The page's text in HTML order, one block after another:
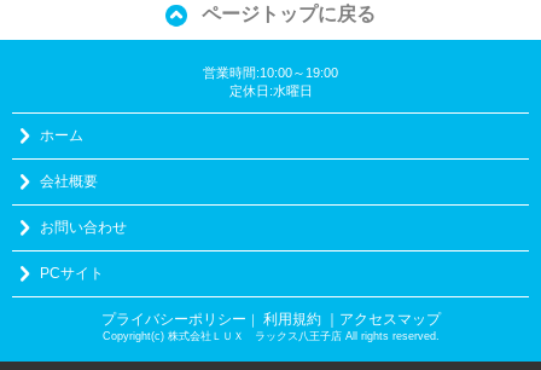
ページトップに戻る
営業時間:10:00～19:00
定休日:水曜日
ホーム
会社概要
お問い合わせ
PCサイト
プライバシーポリシー ｜ 利用規約 ｜アクセスマップ
Copyright(c) 株式会社ＬＵＸ ラックス八王子店 All rights reserved.